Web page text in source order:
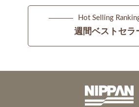
Hot Selling
週間ベストセラ